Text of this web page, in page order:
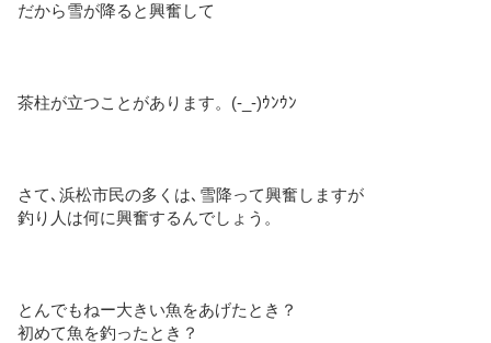
だから雪が降ると興奮して
茶柱が立つことがあります。(-_-)ｳﾝｳﾝ
さて､浜松市民の多くは､雪降って興奮しますが
釣り人は何に興奮するんでしょう。
とんでもねー大きい魚をあげたとき？
初めて魚を釣ったとき？